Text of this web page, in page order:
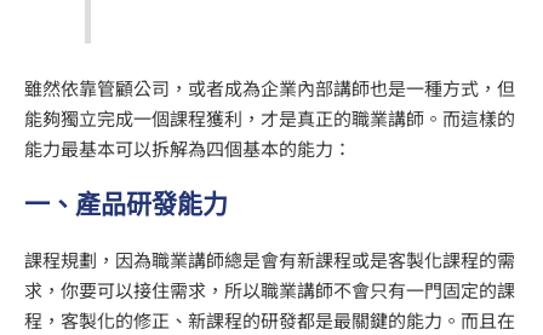
雖然依靠管顧公司，或者成為企業內部講師也是一種方式，但
能夠獨立完成一個課程獲利，才是真正的職業講師。而這樣的
能力最基本可以拆解為四個基本的能力：
一、 產品研發能力
課程規劃，因為職業講師總是會有新課程或是客製化課程的需
求，你要可以接住需求，所以職業講師不會只有一門固定的課
程，客製化的修正、新課程的研發都是最關鍵的能力。而且在